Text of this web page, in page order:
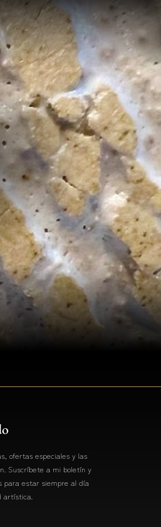
ofertas especiales y las
Suscríbete a mi boletín y
para estar siempre al día
artística.